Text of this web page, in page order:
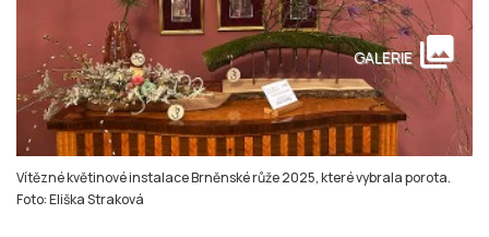
Vítězné květinové instalace Brněnské růže 2025, které vybrala porota.
Foto: Eliška Straková
GALERIE collections